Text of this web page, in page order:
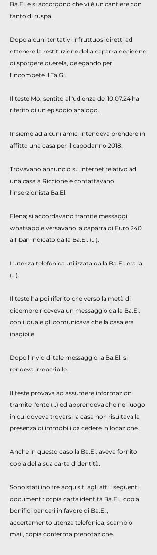
Ba.El. e si accorgono che vi è un cantiere con
tanto di ruspa.
Dopo alcuni tentativi infruttuosi diretti ad
ottenere la restituzione della caparra decidono
di sporgere querela, delegando per
l'incombete il Ta.Gi.
Il teste Mo. sentito all'udienza del 10.07.24 ha
riferito di un episodio analogo.
Insieme ad alcuni amici intendeva prendere in
affitto una casa per il capodanno 2018.
Trovavano annuncio su internet relativo ad
una casa a Riccione e contattavano
l'inserzionista Ba.El.
Elena; si accordavano tramite messaggi
whatsapp e versavano la caparra di Euro 240
all'iban indicato dalla Ba.El. (…).
L'utenza telefonica utilizzata dalla Ba.El. era la
(…).
Il teste ha poi riferito che verso la metà di
dicembre riceveva un messaggio dalla Ba.El.
con il quale gli comunicava che la casa era
inagibile.
Dopo l'invio di tale messaggio la Ba.El. si
rendeva irreperibile.
Il teste provava ad assumere informazioni
tramite l'ente (…) ed apprendeva che nel luogo
in cui doveva trovarsi la casa non risultava la
presenza di immobili da cedere in locazione.
Anche in questo caso la Ba.El. aveva fornito
copia della sua carta d'identità.
Sono stati inoltre acquisiti agli atti i seguenti
documenti: copia carta identità Ba.El., copia
bonifici bancari in favore di Ba.El.,
accertamento utenza telefonica, scambio
mail, copia conferma prenotazione.